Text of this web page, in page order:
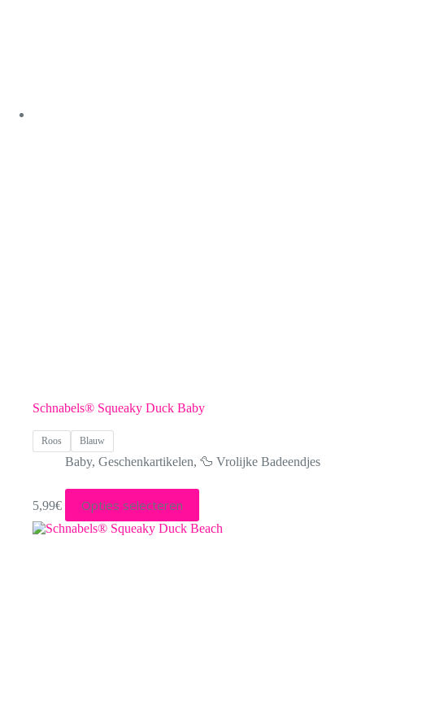
Schnabels® Squeaky Duck Baby
Roos Blauw
Baby, Geschenkartikelen, 🦆 Vrolijke Badeendjes
5,99€ Opties selecteren
Dit
heeft